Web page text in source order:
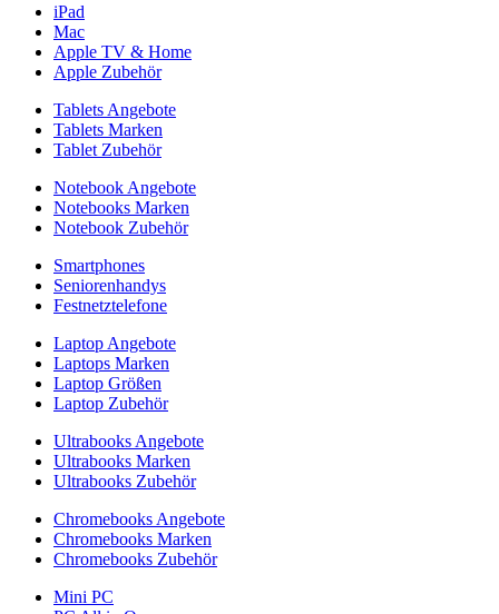
iPad
Mac
Apple TV & Home
Apple Zubehör
Tablets Angebote
Tablets Marken
Tablet Zubehör
Notebook Angebote
Notebooks Marken
Notebook Zubehör
Smartphones
Seniorenhandys
Festnetztelefone
Laptop Angebote
Laptops Marken
Laptop Größen
Laptop Zubehör
Ultrabooks Angebote
Ultrabooks Marken
Ultrabooks Zubehör
Chromebooks Angebote
Chromebooks Marken
Chromebooks Zubehör
Mini PC